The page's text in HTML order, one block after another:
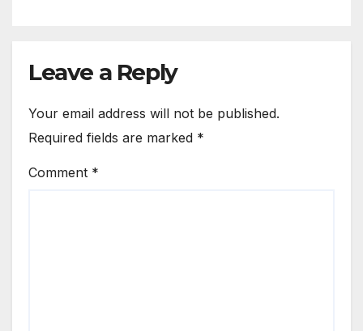
Leave a Reply
Your email address will not be published.
Required fields are marked *
Comment *